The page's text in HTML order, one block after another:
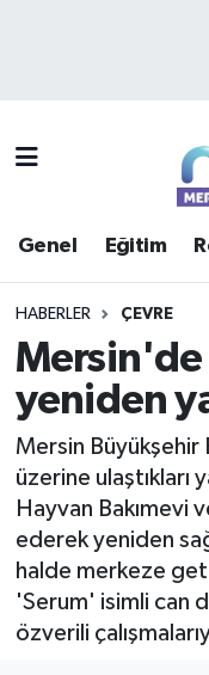
Genel Eğitim
HABERLER ÇEVRE
Mersin'de
yeniden
Mersin
üzerine ulaştıkları
Hayvan Bakımevi
ederek yeniden
halde merkeze
'Serum' isimli can
özverili
Güncel
Haberde insan
Kültür - Sanat
Magazin
Mersin
Mersin Trafik
Süper Lig
Haber Arşivi